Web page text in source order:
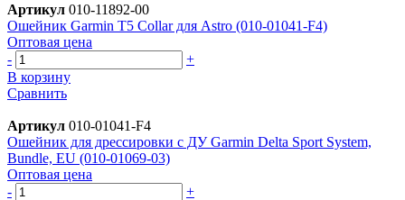
Артикул 010-11892-00
Ошейник Garmin T5 Collar для Astro (010-01041-F4)
Оптовая цена
-
+
В корзину
Сравнить
Артикул 010-01041-F4
Ошейник для дрессировки с ДУ Garmin Delta Sport System,
Bundle, EU (010-01069-03)
Оптовая цена
-
+